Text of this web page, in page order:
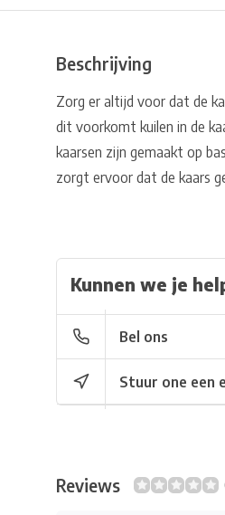
Beschrijving
Zorg er altijd voor dat de
dit voorkomt kuilen in de
kaarsen zijn gemaakt op
zorgt ervoor dat de kaars
Kunnen we je
Bel ons
Stuur one een
Reviews